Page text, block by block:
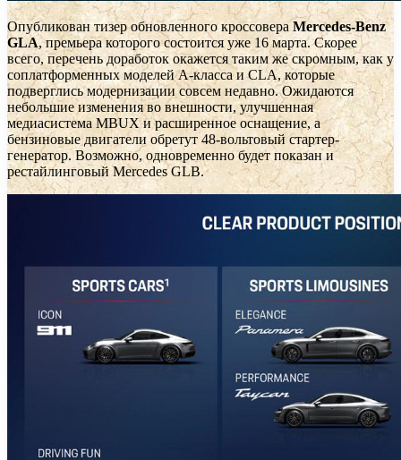
Опубликован тизер обновленного кроссовераMercedes-Benz
GLA, премьера которого состоится уже 16 марта. Скорее
всего, перечень доработок окажется таким же скромным, как у
соплатформенных моделей A-класса и CLA, которые
подверглись модернизации совсем недавно. Ожидаются
небольшие изменения во внешности, улучшенная
медиасистема MBUX и расширенное оснащение, а
бензиновые двигатели обретут 48-вольтовый стартер-
генератор. Возможно, одновременно будет показан и
рестайлинговый Mercedes GLB.